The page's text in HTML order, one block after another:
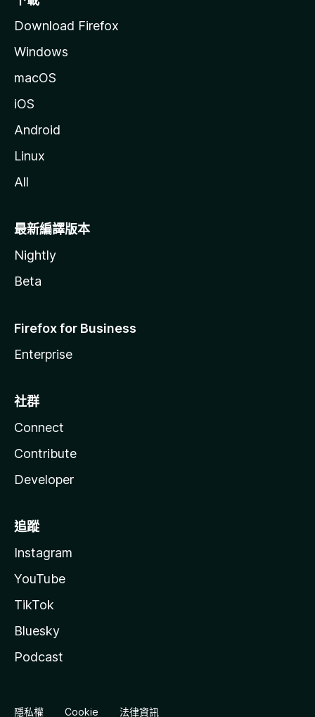
Download Firefox
Windows
macOS
iOS
Android
Linux
All
最新編譯版本
Nightly
Beta
Firefox for Business
Enterprise
社群
Connect
Contribute
Developer
追蹤
Instagram
YouTube
TikTok
Bluesky
Podcast
隱私權 Cookie 法律資訊